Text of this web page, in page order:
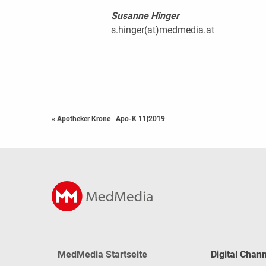
Susanne Hinger
s.hinger(at)medmedia.at
« Apotheker Krone | Apo-K 11|2019
MedMedia Startseite
Digital